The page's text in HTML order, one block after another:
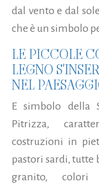
dal vento e dal
che è un simbolo
LE PICCOLE
LEGNO
NEL
E simbolo della
Pitrizza,
costruzioni in
pastori sardi, tutte
granito,